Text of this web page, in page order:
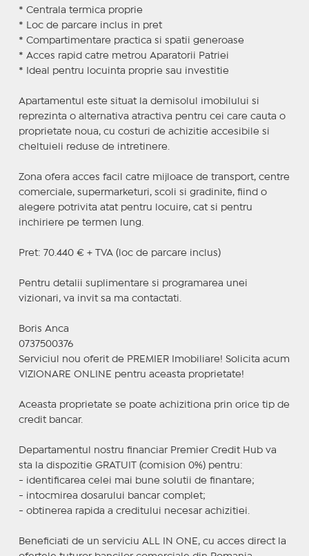
* Centrala termica proprie
* Loc de parcare inclus in pret
* Compartimentare practica si spatii generoase
* Acces rapid catre metrou Aparatorii Patriei
* Ideal pentru locuinta proprie sau investitie
Apartamentul este situat la demisolul imobilului si
reprezinta o alternativa atractiva pentru cei care cauta o
proprietate noua, cu costuri de achizitie accesibile si
cheltuieli reduse de intretinere.
Zona ofera acces facil catre mijloace de transport, centre
comerciale, supermarketuri, scoli si gradinite, fiind o
alegere potrivita atat pentru locuire, cat si pentru
inchiriere pe termen lung.
Pret: 70.440 € + TVA (loc de parcare inclus)
Pentru detalii suplimentare si programarea unei
vizionari, va invit sa ma contactati.
Boris Anca
0737500376
Serviciul nou oferit de PREMIER Imobiliare! Solicita acum
VIZIONARE ONLINE pentru aceasta proprietate!
Aceasta proprietate se poate achizitiona prin orice tip de
credit bancar.
Departamentul nostru financiar Premier Credit Hub va
sta la dispozitie GRATUIT (comision 0%) pentru:
- identificarea celei mai bune solutii de finantare;
- intocmirea dosarului bancar complet;
- obtinerea rapida a creditului necesar achizitiei.
Beneficiati de un serviciu ALL IN ONE, cu acces direct la